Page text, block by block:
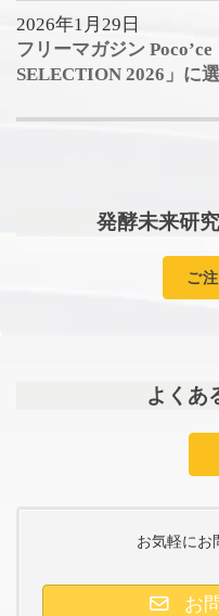
2026年1月29日
フリーマガジン
SELECTION 2026」に選
発酵未来研
ご
よくあ
お気軽にお
お